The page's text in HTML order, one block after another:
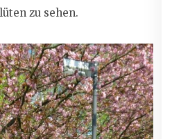
zu sehen.